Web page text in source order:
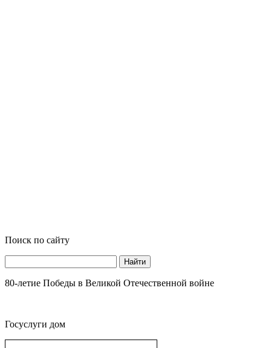
Поиск по сайту
Найти
80-летие Победы в Великой Отечественной войне
Госуслуги дом